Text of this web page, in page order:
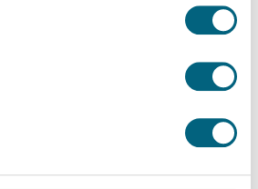
begane grond of op etage met